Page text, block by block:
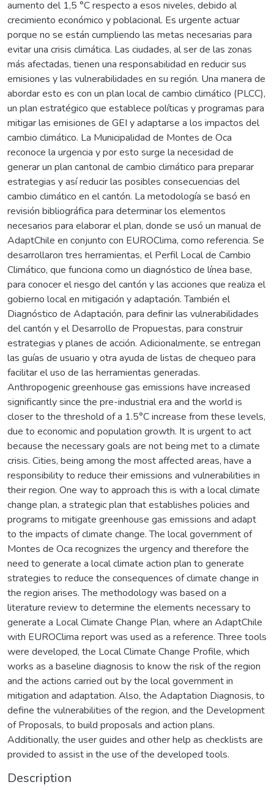
aumento del 1,5 °C respecto a esos niveles, debido al
crecimiento económico y poblacional. Es urgente actuar
porque no se están cumpliendo las metas necesarias para
evitar una crisis climática. Las ciudades, al ser de las zonas
más afectadas, tienen una responsabilidad en reducir sus
emisiones y las vulnerabilidades en su región. Una manera de
abordar esto es con un plan local de cambio climático (PLCC),
un plan estratégico que establece políticas y programas para
mitigar las emisiones de GEI y adaptarse a los impactos del
cambio climático. La Municipalidad de Montes de Oca
reconoce la urgencia y por esto surge la necesidad de
generar un plan cantonal de cambio climático para preparar
estrategias y así reducir las posibles consecuencias del
cambio climático en el cantón. La metodología se basó en
revisión bibliográfica para determinar los elementos
necesarios para elaborar el plan, donde se usó un manual de
AdaptChile en conjunto con EUROClima, como referencia. Se
desarrollaron tres herramientas, el Perfil Local de Cambio
Climático, que funciona como un diagnóstico de línea base,
para conocer el riesgo del cantón y las acciones que realiza el
gobierno local en mitigación y adaptación. También el
Diagnóstico de Adaptación, para definir las vulnerabilidades
del cantón y el Desarrollo de Propuestas, para construir
estrategias y planes de acción. Adicionalmente, se entregan
las guías de usuario y otra ayuda de listas de chequeo para
facilitar el uso de las herramientas generadas.
Anthropogenic greenhouse gas emissions have increased
significantly since the pre-industrial era and the world is
closer to the threshold of a 1.5°C increase from these levels,
due to economic and population growth. It is urgent to act
because the necessary goals are not being met to a climate
crisis. Cities, being among the most affected areas, have a
responsibility to reduce their emissions and vulnerabilities in
their region. One way to approach this is with a local climate
change plan, a strategic plan that establishes policies and
programs to mitigate greenhouse gas emissions and adapt
to the impacts of climate change. The local government of
Montes de Oca recognizes the urgency and therefore the
need to generate a local climate action plan to generate
strategies to reduce the consequences of climate change in
the region arises. The methodology was based on a
literature review to determine the elements necessary to
generate a Local Climate Change Plan, where an AdaptChile
with EUROClima report was used as a reference. Three tools
were developed, the Local Climate Change Profile, which
works as a baseline diagnosis to know the risk of the region
and the actions carried out by the local government in
mitigation and adaptation. Also, the Adaptation Diagnosis, to
define the vulnerabilities of the region, and the Development
of Proposals, to build proposals and action plans.
Additionally, the user guides and other help as checklists are
provided to assist in the use of the developed tools.
Description